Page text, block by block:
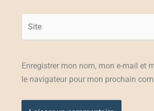
Enregistrer mon nom, mon e-mail et
le navigateur pour mon prochain